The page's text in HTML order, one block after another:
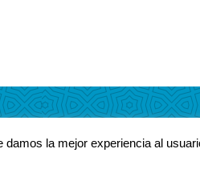
la mejor experiencia al